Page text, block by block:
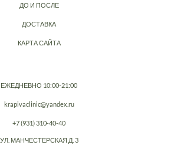
ДО И ПОСЛЕ
ДОСТАВКА
КАРТА САЙТА
ЕЖЕДНЕВНО 10:00-21:00
krapivaclinic@yandex.ru
+7 (931) 310-40-40
УЛ. МАНЧЕСТЕРСКАЯ Д. 3